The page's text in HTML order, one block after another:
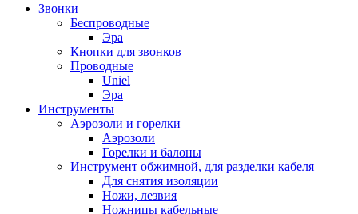
Звонки
Беспроводные
Эра
Кнопки для звонков
Проводные
Uniel
Эра
Инструменты
Аэрозоли и горелки
Аэрозоли
Горелки и балоны
Инструмент обжимной, для разделки кабеля
Для снятия изоляции
Ножи, лезвия
Ножницы кабельные